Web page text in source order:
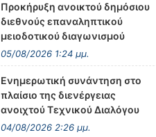
Προκήρυξη ανοικτού δημόσιου
διεθνούς επαναληπτικού
μειοδοτικού διαγωνισμού
05/08/2026 1:24 μμ.
Ενημερωτική συνάντηση στο
πλαίσιο της διενέργειας
ανοιχτού Τεχνικού Διαλόγου
04/08/2026 2:26 μμ.